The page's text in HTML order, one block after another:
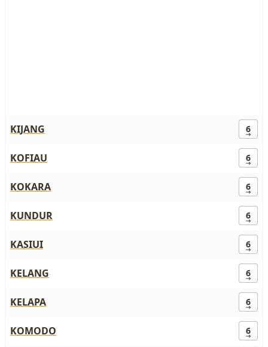
KIJANG 6
KOFIAU 6
KOKARA 6
KUNDUR 6
KASIUI 6
KELANG 6
KELAPA 6
KOMODO 6